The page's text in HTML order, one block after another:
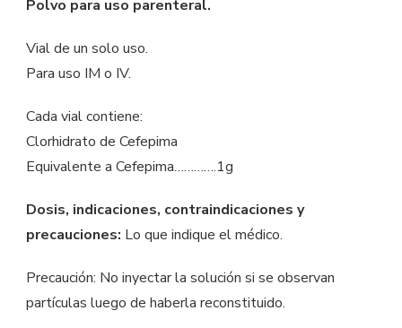
Polvo para uso parenteral.
Vial de un solo uso.
Para uso IM o IV.
Cada vial contiene:
Clorhidrato de Cefepima
Equivalente a Cefepima………….1g
Dosis, indicaciones, contraindicaciones y
precauciones: Lo que indique el médico.
Precaución: No inyectar la solución si se observan
partículas luego de haberla reconstituido.